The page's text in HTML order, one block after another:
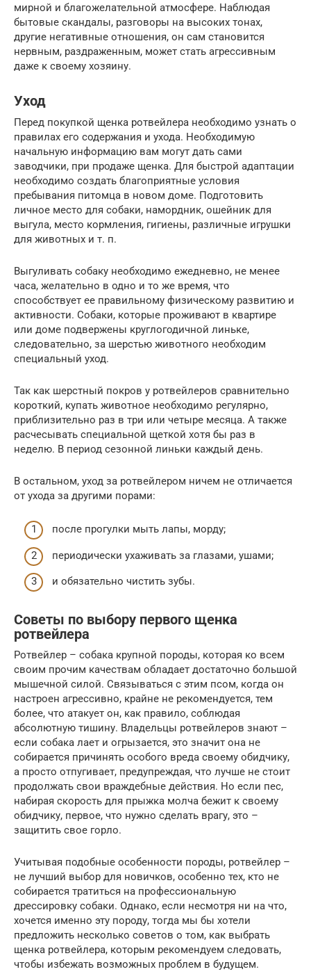
мирной и благожелательной атмосфере. Наблюдая
бытовые скандалы, разговоры на высоких тонах,
другие негативные отношения, он сам становится
нервным, раздраженным, может стать агрессивным
даже к своему хозяину.
Уход
Перед покупкой щенка ротвейлера необходимо узнать о
правилах его содержания и ухода. Необходимую
начальную информацию вам могут дать сами
заводчики, при продаже щенка. Для быстрой адаптации
необходимо создать благоприятные условия
пребывания питомца в новом доме. Подготовить
личное место для собаки, намордник, ошейник для
выгула, место кормления, гигиены, различные игрушки
для животных и т. п.
Выгуливать собаку необходимо ежедневно, не менее
часа, желательно в одно и то же время, что
способствует ее правильному физическому развитию и
активности. Собаки, которые проживают в квартире
или доме подвержены круглогодичной линьке,
следовательно, за шерстью животного необходим
специальный уход.
Так как шерстный покров у ротвейлеров сравнительно
короткий, купать животное необходимо регулярно,
приблизительно раз в три или четыре месяца. А также
расчесывать специальной щеткой хотя бы раз в
неделю. В период сезонной линьки каждый день.
В остальном, уход за ротвейлером ничем не отличается
от ухода за другими порами:
после прогулки мыть лапы, морду;
периодически ухаживать за глазами, ушами;
и обязательно чистить зубы.
Советы по выбору первого щенка
ротвейлера
Ротвейлер – собака крупной породы, которая ко всем
своим прочим качествам обладает достаточно большой
мышечной силой. Связываться с этим псом, когда он
настроен агрессивно, крайне не рекомендуется, тем
более, что атакует он, как правило, соблюдая
абсолютную тишину. Владельцы ротвейлеров знают –
если собака лает и огрызается, это значит она не
собирается причинять особого вреда своему обидчику,
а просто отпугивает, предупреждая, что лучше не стоит
продолжать свои враждебные действия. Но если пес,
набирая скорость для прыжка молча бежит к своему
обидчику, первое, что нужно сделать врагу, это –
защитить свое горло.
Учитывая подобные особенности породы, ротвейлер –
не лучший выбор для новичков, особенно тех, кто не
собирается тратиться на профессиональную
дрессировку собаки. Однако, если несмотря ни на что,
хочется именно эту породу, тогда мы бы хотели
предложить несколько советов о том, как выбрать
щенка ротвейлера, которым рекомендуем следовать,
чтобы избежать возможных проблем в будущем.